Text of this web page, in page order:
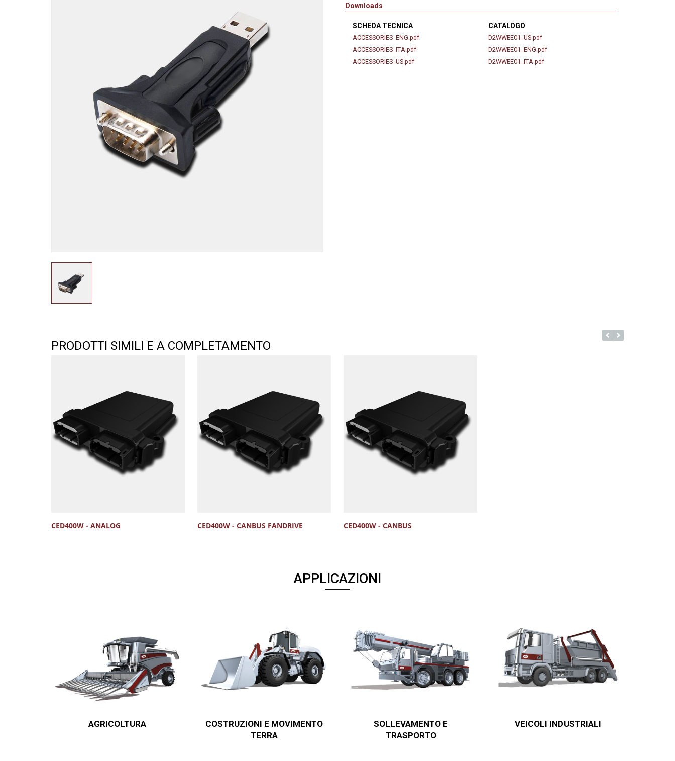
Versioni speciali
Divisori di flusso
Servocomandi idraulici ed
Servocomandi pneumatici
Servocomandi meccanici a
Accessori
Downloads
SCHEDA TECNICA
ACCESSORIES_ENG.pdf
ACCESSORIES_ITA.pdf
ACCESSORIES_US.pdf
CATALOGO
D2WWEE01_US.pdf
D2WWEE01_ENG.pdf
D2WWEE01_ITA.pdf
PRODOTTI SIMILI E A COMPLETAMENTO
CED400W - ANALOG CED400W - CANBUS FANDRIVE CED400W - CANBUS
APPLICAZIONI
AGRICOLTURA
COSTRUZIONI E MOVIMENTO
TERRA
SOLLEVAMENTO E
TRASPORTO
VEICOLI INDUSTRIALI